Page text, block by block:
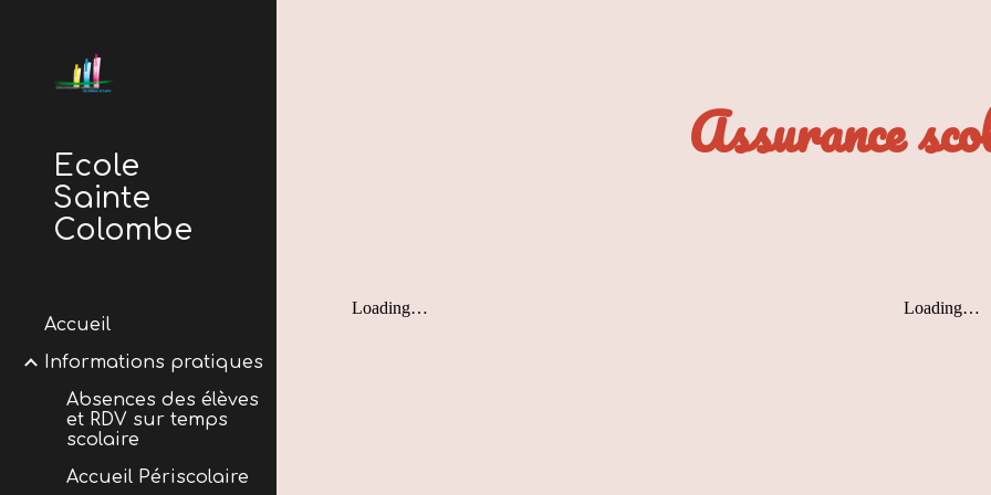
École
Sainte
Colombe
Accueil
Informations pratiques
Absences des élèves
et RDV sur temps
scolaire
Accueil Périscolaire
Assurance